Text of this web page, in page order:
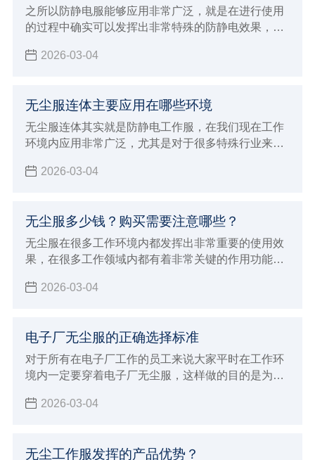
之所以防静电服能够应用非常广泛，就是在进行使用
的过程中确实可以发挥出非常特殊的防静电效果，对
电劳保服确实也能够给大家带来更好的穿着效果，在
满足各种不同工业环境的生产加工要求，对于应对各
种特殊工作来说会有非常好的保障，在特殊的环境内
避免静电造成严重的影响。
2026-03-04
无尘服连体主要应用在哪些环境
无尘服连体其实就是防静电工作服，在我们现在工作
环境内应用非常广泛，尤其是对于很多特殊行业来说
出灰尘，而且能够达到很好的防静电效果，所以对于
2026-03-04
无尘服多少钱？购买需要注意哪些？
无尘服在很多工作环境内都发挥出非常重要的使用效
果，在很多工作领域内都有着非常关键的作用功能，
2026-03-04
电子厂无尘服的正确选择标准
对于所有在电子厂工作的员工来说大家平时在工作环
境内一定要穿着电子厂无尘服，这样做的目的是为了
种电子仪器造成损伤
2026-03-04
无尘工作服发挥的产品优势？